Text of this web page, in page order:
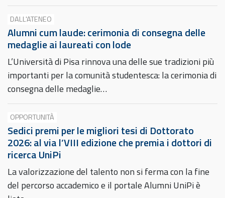
DALL'ATENEO
Alumni cum laude: cerimonia di consegna delle
medaglie ai laureati con lode
L’Università di Pisa rinnova una delle sue tradizioni più
importanti per la comunità studentesca: la cerimonia di
consegna delle medaglie…
OPPORTUNITÀ
Sedici premi per le migliori tesi di Dottorato
2026: al via l’VIII edizione che premia i dottori di
ricerca UniPi
La valorizzazione del talento non si ferma con la fine
del percorso accademico e il portale Alumni UniPi è